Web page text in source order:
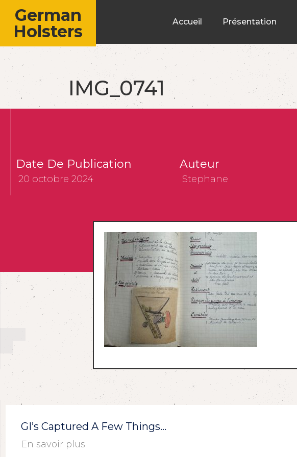
German
Holsters
Accueil Présentation
IMG_0741
Date De Publication
20 octobre 2024
Auteur
Stephane
GI’s Captured A Few Things…
En savoir plus